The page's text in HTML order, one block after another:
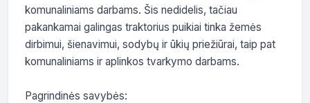
komunaliniams darbams. Šis nedidelis, tačiau
pakankamai galingas traktorius puikiai tinka žemės
dirbimui, šienavimui, sodybų ir ūkių priežiūrai, taip pat
komunaliniams ir aplinkos tvarkymo darbams.
Pagrindinės savybės: